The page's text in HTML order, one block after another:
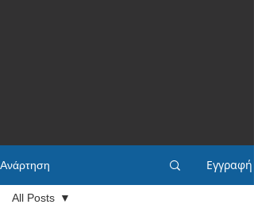
Ανάρτηση Εγγραφή
All Posts